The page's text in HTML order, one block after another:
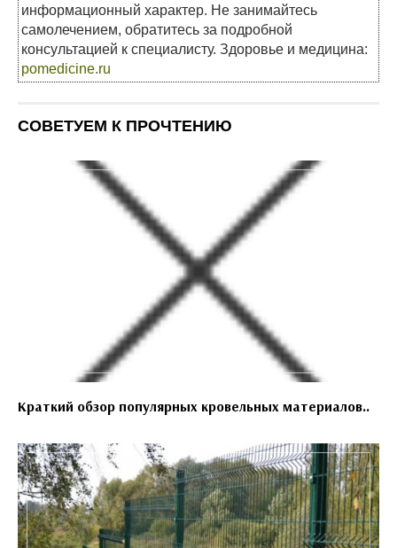
информационный характер. Не занимайтесь
самолечением, обратитесь за подробной
консультацией к специалисту. Здоровье и медицина:
pomedicine.ru
СОВЕТУЕМ К ПРОЧТЕНИЮ
Краткий обзор популярных кровельных материалов..